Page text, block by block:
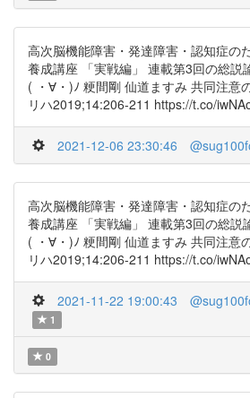
高次脳機能障害・発達障害・認知症の
養成講座 「実戦編」 連載第3回の総説
( ・∀・)ﾉ 粳間剛 仙道ますみ 共同注意
リハ2019;14:206-211 https://t.co/
2021-12-06 23:30:46
高次脳機能障害・発達障害・認知症の
養成講座 「実戦編」 連載第3回の総説
( ・∀・)ﾉ 粳間剛 仙道ますみ 共同注意
リハ2019;14:206-211 https://t.co/
2021-11-22 19:00:43
1
0